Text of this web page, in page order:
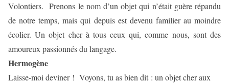
Volontiers. Prenons le nom d’un objet qui n’était guère répandu
de notre temps, mais qui depuis est devenu familier au moindre
écolier. Un objet cher à tous ceux qui, comme nous, sont des
amoureux passionnés du langage.
Hermogène
Laisse-moi deviner ! Voyons, tu as bien dit : un objet cher aux